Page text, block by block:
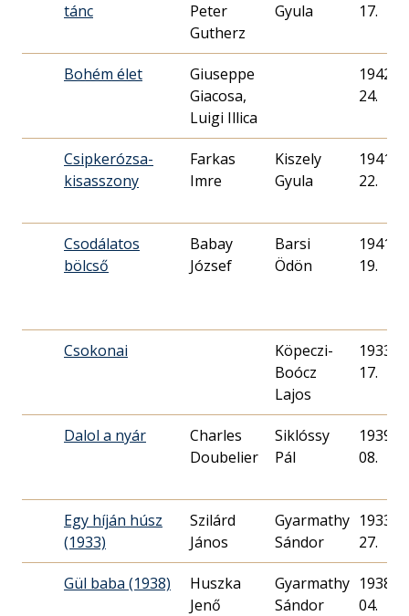
tánc
Peter
Gutherz
Gyula
17.
Bohém élet
Giuseppe
Giacosa,
Luigi Illica
1942.
24.
Csipkerózsa-
kisasszony
Farkas
Imre
Kiszely
Gyula
1941.
22.
Csodálatos
bölcső
Babay
József
Barsi
Ödön
1941.
19.
Csokonai
Köpeczi-
Boócz
Lajos
1933.
17.
Dalol a nyár
Charles
Doubelier
Siklóssy
Pál
1939.
08.
Egy híján húsz
(1933)
Szilárd
János
Gyarmathy
Sándor
1933.
27.
Gül baba (1938)
Huszka
Jenő
Gyarmathy
Sándor
1938.
04.